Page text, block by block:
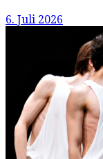
6. Juli 2026